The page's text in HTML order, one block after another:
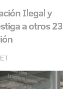
Ilegal y
a otros 23